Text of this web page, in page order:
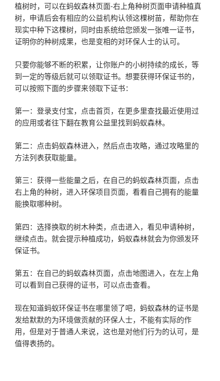
植树时，可以在蚂蚁森林页面-右上角种树页面申请种植真
树，申请后会有相应的公益机构认领这棵树苗，帮助你在
现实中种下这棵树，同时由系统给您颁发一张唯一证书，
证明你的种树成果，也是变相的对环保人士的认可。
只要你能够不断的积累，让你账户的小树持续的成长，等
到一定的等级后就可以领取证书。想要获得环保证书的，
可以按照下面的步骤来领取下证书：
第一：登录支付宝，点击首页，在更多里查找最近使用过
的应用或者往下翻在教育公益里找到蚂蚁森林。
第二：点击蚂蚁森林进入，然后点击攻略，通过攻略里的
方法列表获取能量。
第三：获得一些能量之后，在自己的蚂蚁森林页面，点击
右上角的种树，进入环保项目页面，看看自己拥有的能量
能换取哪种树。
第四：选择换取的树木种类，点击进入，看见申请种树，
继续点击。就会提示种植成功，蚂蚁森林就会为你颁发环
保证书。
第五：在自己的蚂蚁森林页面，点击地图进入，在左上角
可以看到自己获得的证书，可以点击查看。
现在知道蚂蚁环保证书在哪里领了吧，蚂蚁森林的证书是
发给默默的为环境做贡献的环保人士，不能有实际的作
用，但是对于普通人来说，这也是对他们行为的认可，是
值得表扬的。